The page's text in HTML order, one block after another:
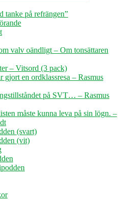
tanke på refrängen”
valv oändligt – Om tonsättaren
– Vitsord (3 pack)
gjort en ordklassresa – Rasmus
på SVT… – Rasmus
måste kunna leva på sin lögn. –
(svart)
(vit)